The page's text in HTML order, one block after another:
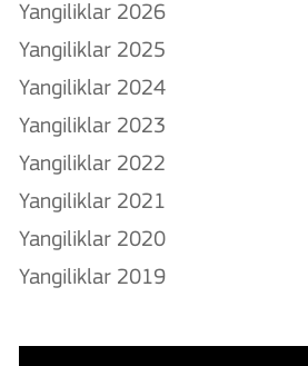
Yangiliklar 2026
Yangiliklar 2025
Yangiliklar 2024
Yangiliklar 2023
Yangiliklar 2022
Yangiliklar 2021
Yangiliklar 2020
Yangiliklar 2019